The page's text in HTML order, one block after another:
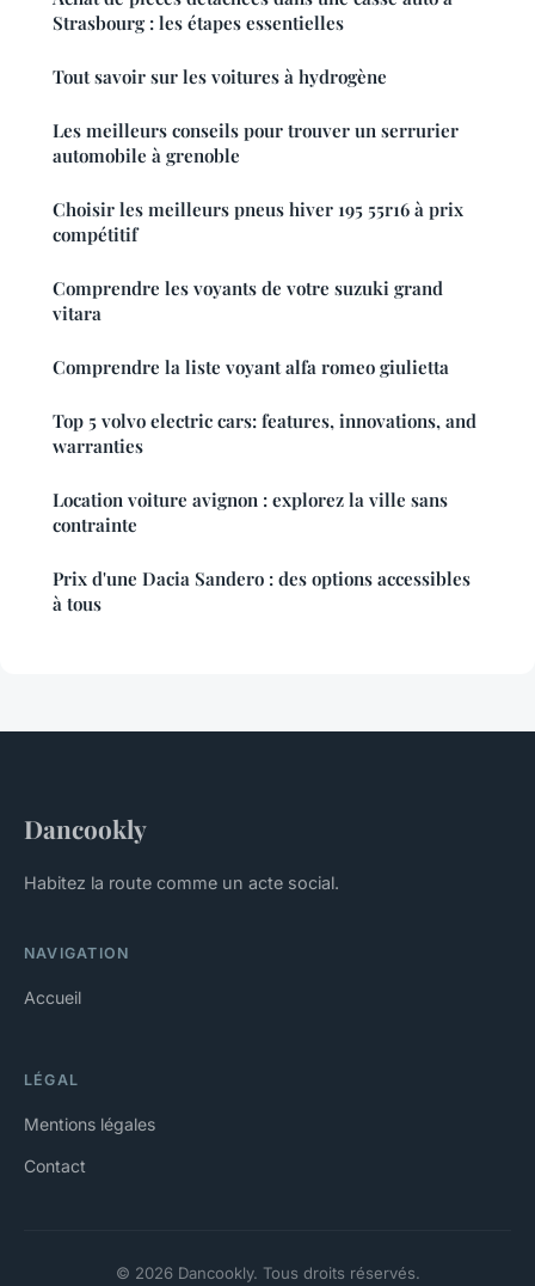
Strasbourg : les étapes essentielles
Tout savoir sur les voitures à hydrogène
Les meilleurs conseils pour trouver un serrurier
automobile à grenoble
Choisir les meilleurs pneus hiver 195 55r16 à prix
compétitif
Comprendre les voyants de votre suzuki grand
vitara
Comprendre la liste voyant alfa romeo giulietta
Top 5 volvo electric cars: features, innovations, and
warranties
Location voiture avignon : explorez la ville sans
contrainte
Prix d'une Dacia Sandero : des options accessibles
à tous
Dancookly
Habitez la route comme un acte social.
NAVIGATION
Accueil
LÉGAL
Mentions légales
Contact
© 2026 Dancookly. Tous droits réservés.